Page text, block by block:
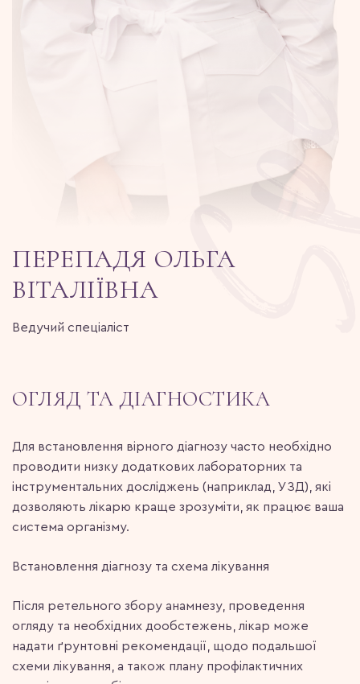
ПЕРЕПАДЯ ОЛЬГА
ВІТАЛІЇВНА
Ведучий спеціаліст
ОГЛЯД ТА ДІАГНОСТИКА
Для встановлення вірного діагнозу часто необхідно
проводити низку додаткових лабораторних та
інструментальних досліджень (наприклад, УЗД), які
дозволяють лікарю краще зрозуміти, як працює ваша
система організму.
Встановлення діагнозу та схема лікування
Після ретельного збору анамнезу, проведення
огляду та необхідних дообстежень, лікар може
надати ґрунтовні рекомендації, щодо подальшої
схеми лікування, а також плану профілактичних